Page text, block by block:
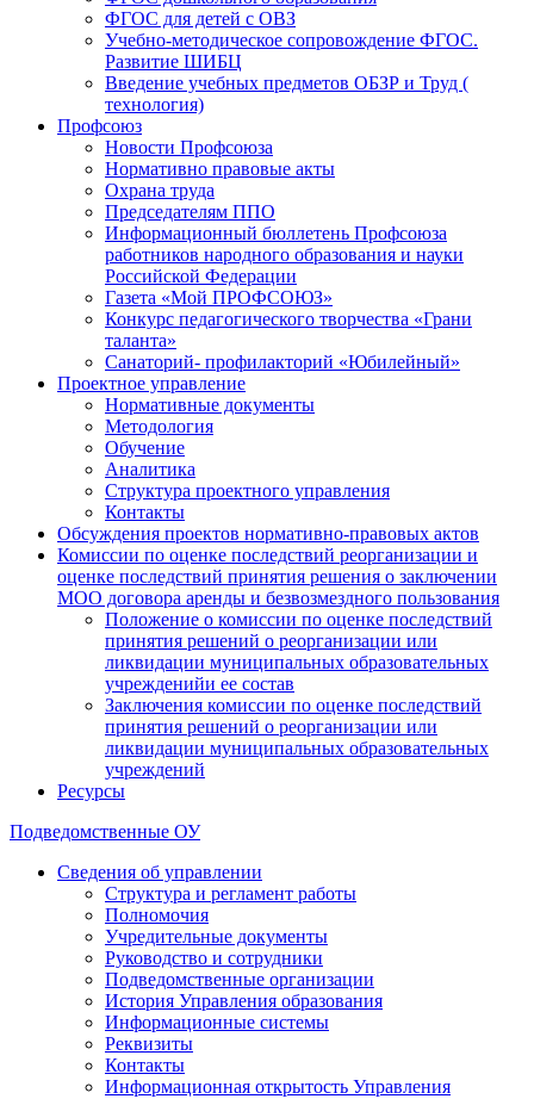
ФГОС для детей с ОВЗ
Учебно-методическое сопровождение ФГОС.
Развитие ШИБЦ
Введение учебных предметов ОБЗР и Труд (
технология)
Профсоюз
Новости Профсоюза
Нормативно правовые акты
Охрана труда
Председателям ППО
Информационный бюллетень Профсоюза
работников народного образования и науки
Российской Федерации
Газета «Мой ПРОФСОЮЗ»
Конкурс педагогического творчества «Грани
таланта»
Санаторий- профилакторий «Юбилейный»
Проектное управление
Нормативные документы
Методология
Обучение
Аналитика
Структура проектного управления
Контакты
Обсуждения проектов нормативно-правовых актов
Комиссии по оценке последствий реорганизации и
оценке последствий принятия решения о заключении
МОО договора аренды и безвозмездного пользования
Положение о комиссии по оценке последствий
принятия решений о реорганизации или
ликвидации муниципальных образовательных
учрежденийи ее состав
Заключения комиссии по оценке последствий
принятия решений о реорганизации или
ликвидации муниципальных образовательных
учреждений
Ресурсы
Подведомственные ОУ
Сведения об управлении
Структура и регламент работы
Полномочия
Учредительные документы
Руководство и сотрудники
Подведомственные организации
История Управления образования
Информационные системы
Реквизиты
Контакты
Информационная открытость Управления